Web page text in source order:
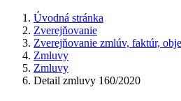
Úvodná stránka
Zverejňovanie
Zverejňovanie zmlúv, faktúr,
Zmluvy
Zmluvy
Detail zmluvy 160/2020